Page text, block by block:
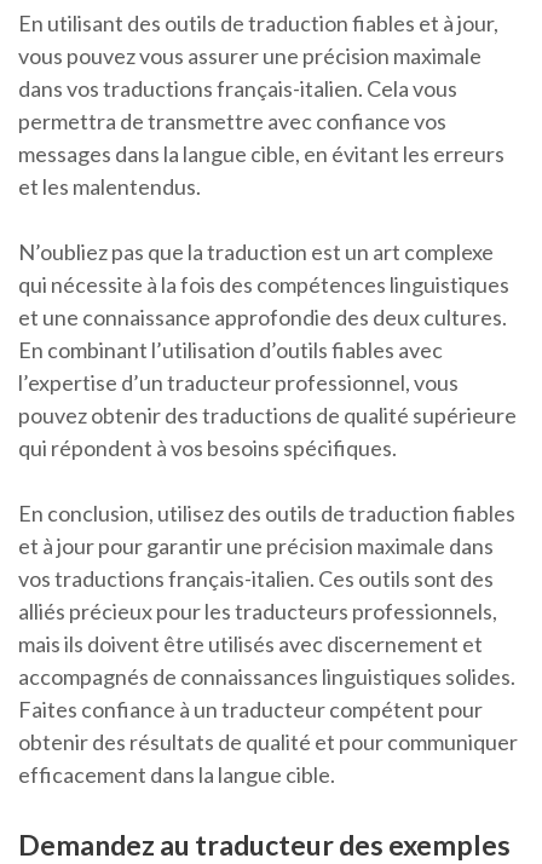
En utilisant des outils de traduction fiables et à jour,
vous pouvez vous assurer une précision maximale
dans vos traductions français-italien. Cela vous
permettra de transmettre avec confiance vos
messages dans la langue cible, en évitant les erreurs
et les malentendus.
N’oubliez pas que la traduction est un art complexe
qui nécessite à la fois des compétences linguistiques
et une connaissance approfondie des deux cultures.
En combinant l’utilisation d’outils fiables avec
l’expertise d’un traducteur professionnel, vous
pouvez obtenir des traductions de qualité supérieure
qui répondent à vos besoins spécifiques.
En conclusion, utilisez des outils de traduction fiables
et à jour pour garantir une précision maximale dans
vos traductions français-italien. Ces outils sont des
alliés précieux pour les traducteurs professionnels,
mais ils doivent être utilisés avec discernement et
accompagnés de connaissances linguistiques solides.
Faites confiance à un traducteur compétent pour
obtenir des résultats de qualité et pour communiquer
efficacement dans la langue cible.
Demandez au traducteur des exemples